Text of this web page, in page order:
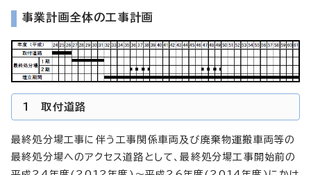
事業計画全体の工事計画
1 取付道路
最終処分場工事に伴う工事関係車両及び廃棄物運搬車両等の
最終処分場へのアクセス道路として、最終処分場工事開始前の